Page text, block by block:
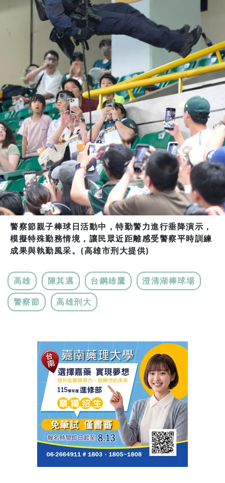
警察節親子棒球日活動中，特勤警力進行垂降演示，
模擬特殊勤務情境，讓民眾近距離感受警察平時訓練
成果與執勤風采。(高雄市刑大提供)
高雄 陳其邁 台鋼雄鷹 澄清湖棒球場
警察節 高雄刑大